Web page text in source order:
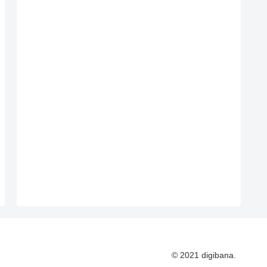
© 2021 digibana.